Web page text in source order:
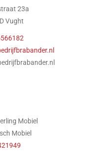
23a
Vught
Mobiel
Mobiel